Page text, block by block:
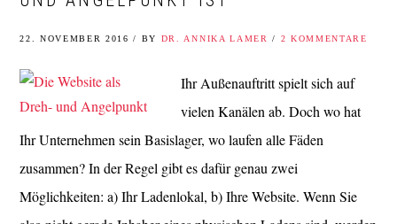
22. NOVEMBER 2016 / BY DR. ANNIKA LAMER / 2 KOMMENTARE
Ihr Außenauftritt spielt sich auf
vielen Kanälen ab. Doch wo hat
Ihr Unternehmen sein Basislager, wo laufen alle Fäden
zusammen? In der Regel gibt es dafür genau zwei
Möglichkeiten: a) Ihr Ladenlokal, b) Ihre Website. Wenn Sie